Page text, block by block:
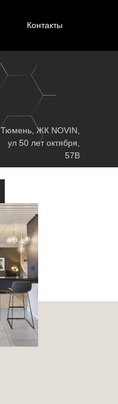
Тюмень, ЖК NOVIN,
ул 50 лет октября,
57В
Контакты